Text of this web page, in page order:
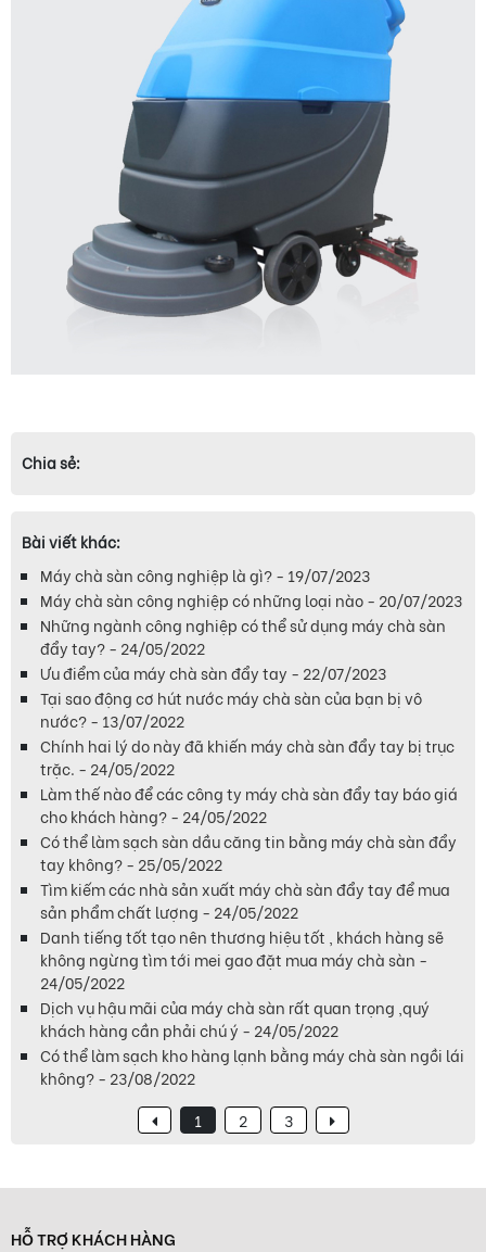
Chia sẻ:
Bài viết khác:
Máy chà sàn công nghiệp là gì? - 19/07/2023
Máy chà sàn công nghiệp có những loại nào - 20/07/2023
Những ngành công nghiệp có thể sử dụng máy chà sàn
đẩy tay? - 24/05/2022
Ưu điểm của máy chà sàn đẩy tay - 22/07/2023
Tại sao động cơ hút nước máy chà sàn của bạn bị vô
nước? - 13/07/2022
Chính hai lý do này đã khiến máy chà sàn đẩy tay bị trục
trặc. - 24/05/2022
Làm thế nào để các công ty máy chà sàn đẩy tay báo giá
cho khách hàng? - 24/05/2022
Có thể làm sạch sàn dầu căng tin bằng máy chà sàn đẩy
tay không? - 25/05/2022
Tìm kiếm các nhà sản xuất máy chà sàn đẩy tay để mua
sản phẩm chất lượng - 24/05/2022
Danh tiếng tốt tạo nên thương hiệu tốt , khách hàng sẽ
không ngừng tìm tới mei gao đặt mua máy chà sàn -
24/05/2022
Dịch vụ hậu mãi của máy chà sàn rất quan trọng ,quý
khách hàng cần phải chú ý - 24/05/2022
Có thể làm sạch kho hàng lạnh bằng máy chà sàn ngồi lái
không? - 23/08/2022
1
2 3
HỖ TRỢ KHÁCH HÀNG